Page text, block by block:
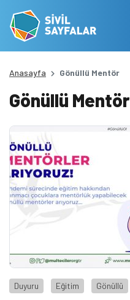
Anasayfa Gönüllü Mentör
Gönüllü Mentör
Duyuru Eğitim Gönüllü